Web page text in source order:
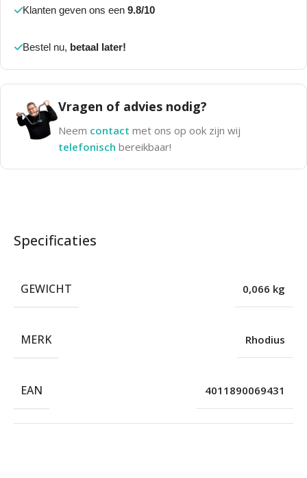
Klanten geven ons een 9.8/10
Bestel nu, betaal later!
Vragen of advies nodig?
Neem contact met ons op ook zijn wij
telefonisch bereikbaar!
Specificaties
GEWICHT 0,066 kg
MERK Rhodius
EAN 4011890069431